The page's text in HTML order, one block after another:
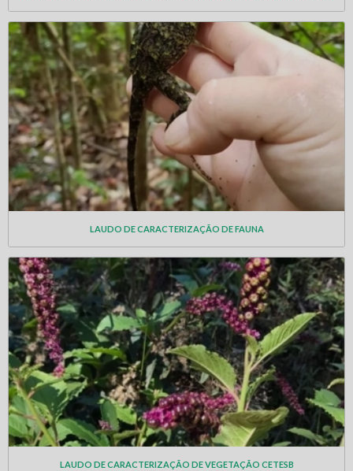
LAUDO DE CARACTERIZAÇÃO DE FAUNA
LAUDO DE CARACTERIZAÇÃO DE VEGETAÇÃO CETESB